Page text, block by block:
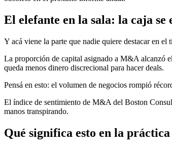
El elefante en la sala: la caja se
Y acá viene la parte que nadie quiere destacar en el
La proporción de capital asignado a M&A alcanzó el
queda menos dinero discrecional para hacer deals.
Pensá en esto: el volumen de negocios rompió
El índice de sentimiento de M&A del Boston
manos transpirando.
Qué significa esto en la práctica